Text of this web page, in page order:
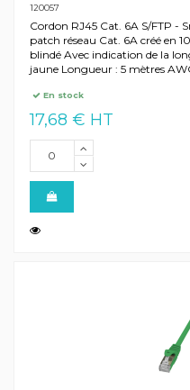
120057
Cordon RJ45 Cat. 6A S/FTP -
patch réseau Cat. 6A créé en
blindé Avec indication de la
jaune Longueur : 5 mètres
En stock
17,68 € HT